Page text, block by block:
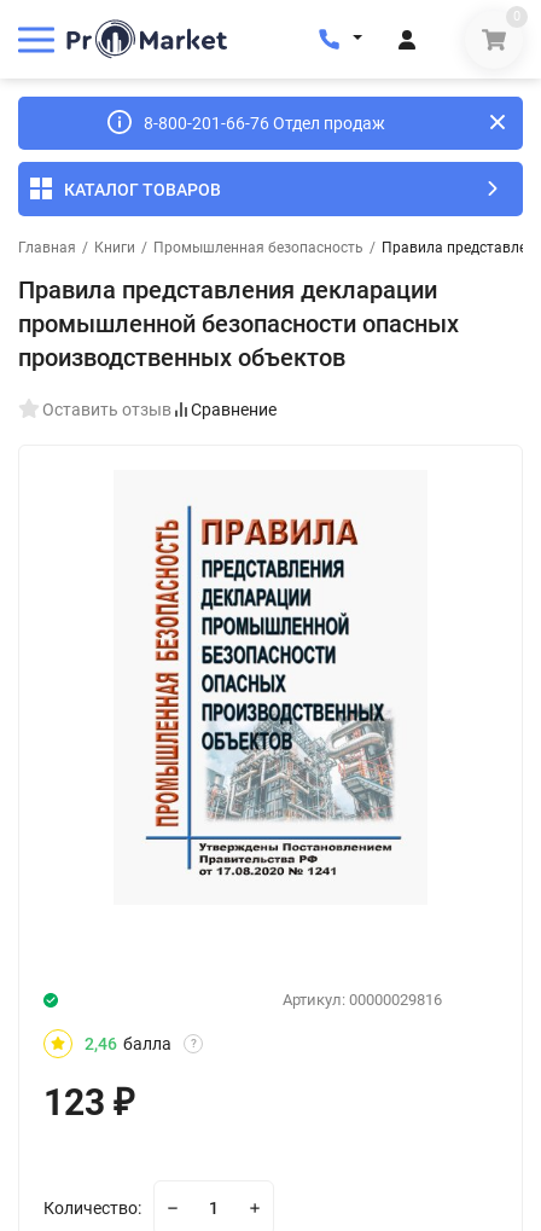
0
8-800-201-66-76 Отдел продаж
КАТАЛОГ ТОВАРОВ
Главная / Книги / Промышленная безопасность / Правила
Правила представления декларации
промышленной безопасности опасных
производственных объектов
Оставить отзыв Сравнение
Артикул: 00000029816
2,46 балла ?
123 ₽
Количество: